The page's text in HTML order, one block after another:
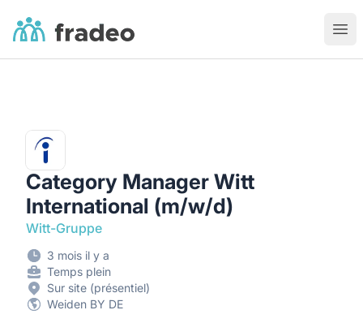
Fradeo
Category Manager Witt
International (m/w/d)
Witt-Gruppe
3 mois il y a
Temps plein
Sur site (présentiel)
Weiden BY DE